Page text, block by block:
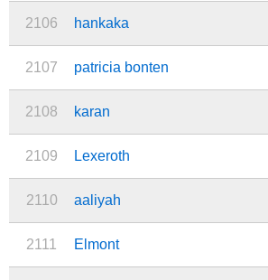
2106 hankaka
2107 patricia bonten
2108 karan
2109 Lexeroth
2110 aaliyah
2111 Elmont